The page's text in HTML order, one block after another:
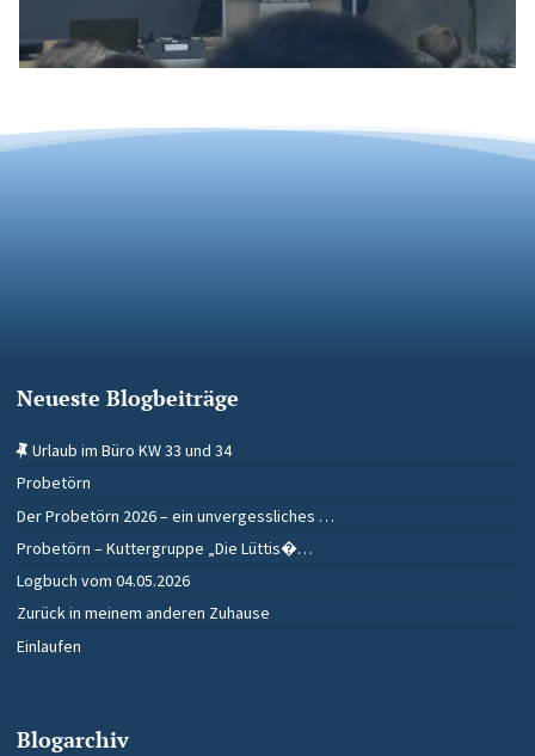
Neueste Blogbeiträge
Urlaub im Büro KW 33 und 34
Probetörn
Der Probetörn 2026 – ein unvergessliches …
Probetörn – Kuttergruppe „Die Lüttis�…
Logbuch vom 04.05.2026
Zurück in meinem anderen Zuhause
Einlaufen
Blogarchiv